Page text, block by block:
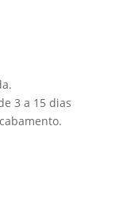
3 a 15 dias